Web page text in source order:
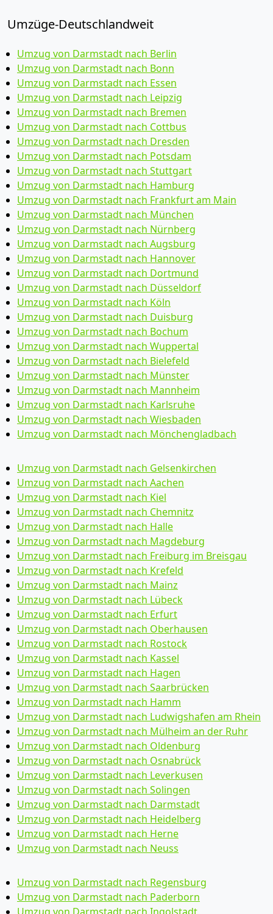
Umzüge-Deutschlandweit
Umzug von Darmstadt nach Berlin
Umzug von Darmstadt nach Bonn
Umzug von Darmstadt nach Essen
Umzug von Darmstadt nach Leipzig
Umzug von Darmstadt nach Bremen
Umzug von Darmstadt nach Cottbus
Umzug von Darmstadt nach Dresden
Umzug von Darmstadt nach Potsdam
Umzug von Darmstadt nach Stuttgart
Umzug von Darmstadt nach Hamburg
Umzug von Darmstadt nach Frankfurt am Main
Umzug von Darmstadt nach München
Umzug von Darmstadt nach Nürnberg
Umzug von Darmstadt nach Augsburg
Umzug von Darmstadt nach Hannover
Umzug von Darmstadt nach Dortmund
Umzug von Darmstadt nach Düsseldorf
Umzug von Darmstadt nach Köln
Umzug von Darmstadt nach Duisburg
Umzug von Darmstadt nach Bochum
Umzug von Darmstadt nach Wuppertal
Umzug von Darmstadt nach Bielefeld
Umzug von Darmstadt nach Münster
Umzug von Darmstadt nach Mannheim
Umzug von Darmstadt nach Karlsruhe
Umzug von Darmstadt nach Wiesbaden
Umzug von Darmstadt nach Mönchen­gladbach
Umzug von Darmstadt nach Gelsenkirchen
Umzug von Darmstadt nach Aachen
Umzug von Darmstadt nach Kiel
Umzug von Darmstadt nach Chemnitz
Umzug von Darmstadt nach Halle
Umzug von Darmstadt nach Magdeburg
Umzug von Darmstadt nach Freiburg im Breisgau
Umzug von Darmstadt nach Krefeld
Umzug von Darmstadt nach Mainz
Umzug von Darmstadt nach Lübeck
Umzug von Darmstadt nach Erfurt
Umzug von Darmstadt nach Oberhausen
Umzug von Darmstadt nach Rostock
Umzug von Darmstadt nach Kassel
Umzug von Darmstadt nach Hagen
Umzug von Darmstadt nach Saarbrücken
Umzug von Darmstadt nach Hamm
Umzug von Darmstadt nach Ludwigshafen am Rhein
Umzug von Darmstadt nach Mülheim an der Ruhr
Umzug von Darmstadt nach Oldenburg
Umzug von Darmstadt nach Osnabrück
Umzug von Darmstadt nach Leverkusen
Umzug von Darmstadt nach Solingen
Umzug von Darmstadt nach Darmstadt
Umzug von Darmstadt nach Heidelberg
Umzug von Darmstadt nach Herne
Umzug von Darmstadt nach Neuss
Umzug von Darmstadt nach Regensburg
Umzug von Darmstadt nach Paderborn